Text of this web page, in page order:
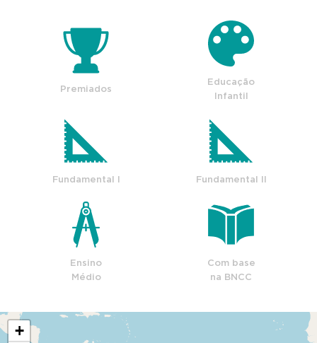
Premiados
Educação
Infantil
Fundamental I Fundamental II
Ensino
Médio
Com base
na BNCC
+